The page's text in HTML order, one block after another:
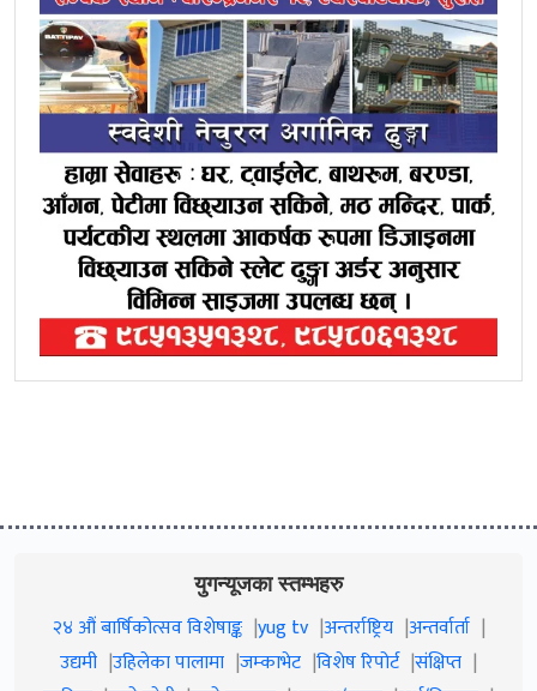
युगन्यूजका स्तम्भहरु
२४ औं बार्षिकोत्सव विशेषाङ्क yug tv अन्तर्राष्ट्रिय अन्तर्वार्ता
उद्यमी उहिलेका पालामा जम्काभेट विशेष रिपोर्ट संक्षिप्त